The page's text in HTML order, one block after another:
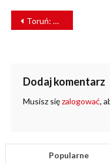
NAWIGACJA
WPISU
Toruń: Do finału prac jeszcze rok, a praca wre [FILM]
Dodaj komentarz
Musisz sięzalogować,
Popularne